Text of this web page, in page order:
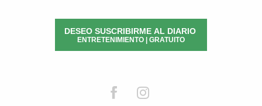
DESEO SUSCRIBIRME AL DIARIO
ENTRETENIMIENTO | GRATUITO